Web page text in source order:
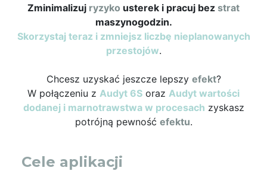
Zminimalizuj ryzyko usterek i pracuj bez strat
maszynogodzin.
Skorzystaj teraz i zmniejsz liczbę nieplanowanych
przestojów.
Chcesz uzyskać jeszcze lepszy efekt?
W połączeniu z Audyt 6S oraz Audyt wartości
dodanej i marnotrawstwa w procesach zyskasz
potrójną pewność efektu.
Cele aplikacji